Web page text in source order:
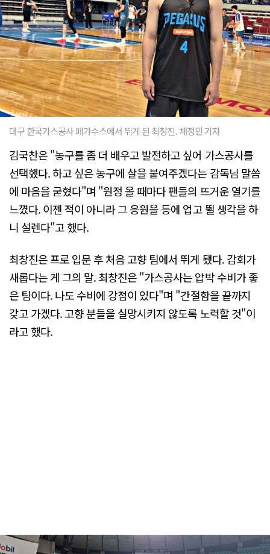
대구 한국가스공사 페가수스에서 뛰게 된 최창진. 채정민 기자
김국찬은 "농구를 좀 더 배우고 발전하고 싶어 가스공사를
선택했다. 하고 싶은 농구에 살을 붙여주겠다는 감독님 말씀
에 마음을 굳혔다"며 "원정 올 때마다 팬들의 뜨거운 열기를
느꼈다. 이젠 적이 아니라 그 응원을 등에 업고 뛸 생각을 하
니 설렌다"고 했다.
최창진은 프로 입문 후 처음 고향 팀에서 뛰게 됐다. 감회가
새롭다는 게 그의 말. 최창진은 "가스공사는 압박 수비가 좋
은 팀이다. 나도 수비에 강점이 있다"며 "간절함을 끝까지
갖고 가겠다. 고향 분들을 실망시키지 않도록 노력할 것"이
라고 했다.